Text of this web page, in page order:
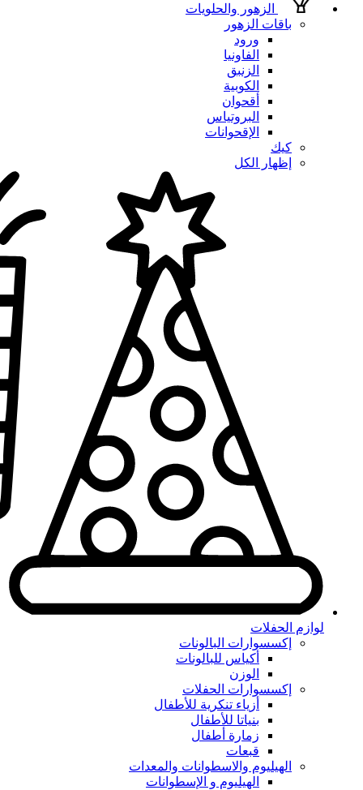
الزهور والحلويات
باقات الزهور
ورود
الفاونيا
الزنبق
الكوبية
أقحوان
البروتياس
الإقحوانات
كيك
إظهار الكل
لوازم الحفلات
إكسسوارات البالونات
أكياس للبالونات
الوزن
إكسسوارات الحفلات
أزياء تنكرية للأطفال
بنياتا للأطفال
زمارة أطفال
قبعات
الهيليوم والاسطوانات والمعدات
الهيليوم و الإسطوانات